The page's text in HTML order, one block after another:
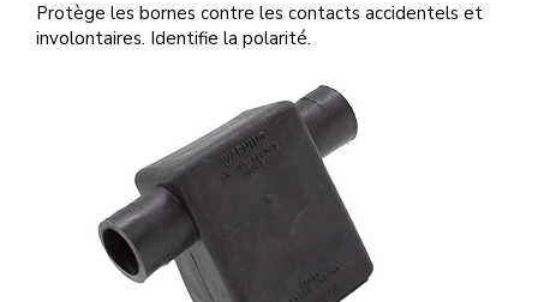
Protège les bornes contre les contacts accidentels et
involontaires. Identifie la polarité.